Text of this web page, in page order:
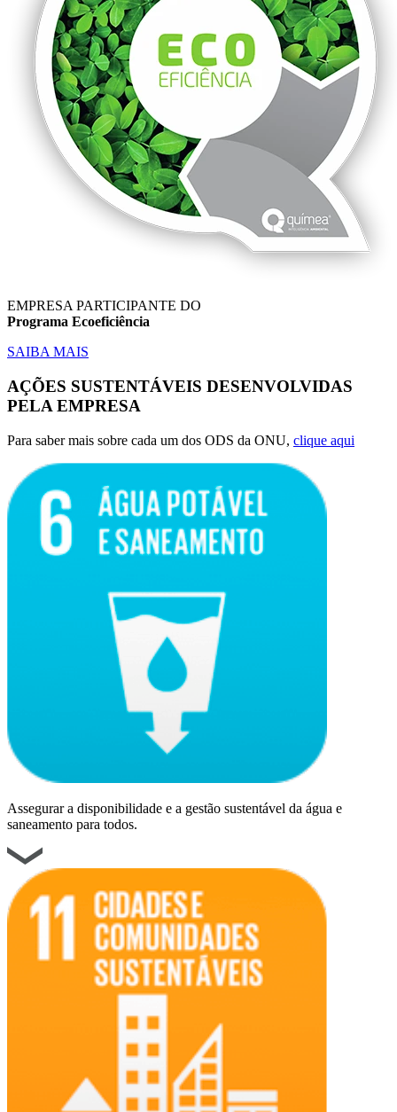
EMPRESA PARTICIPANTE DO
Programa Ecoeficiência
SAIBA MAIS
AÇÕES SUSTENTÁVEIS DESENVOLVIDAS
PELA EMPRESA
Para saber mais sobre cada um dos ODS da ONU, clique aqui
Assegurar a disponibilidade e a gestão sustentável da água e
saneamento para todos.